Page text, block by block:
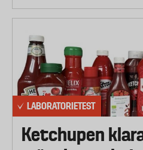
LABORATORIETEST
Ketchupen